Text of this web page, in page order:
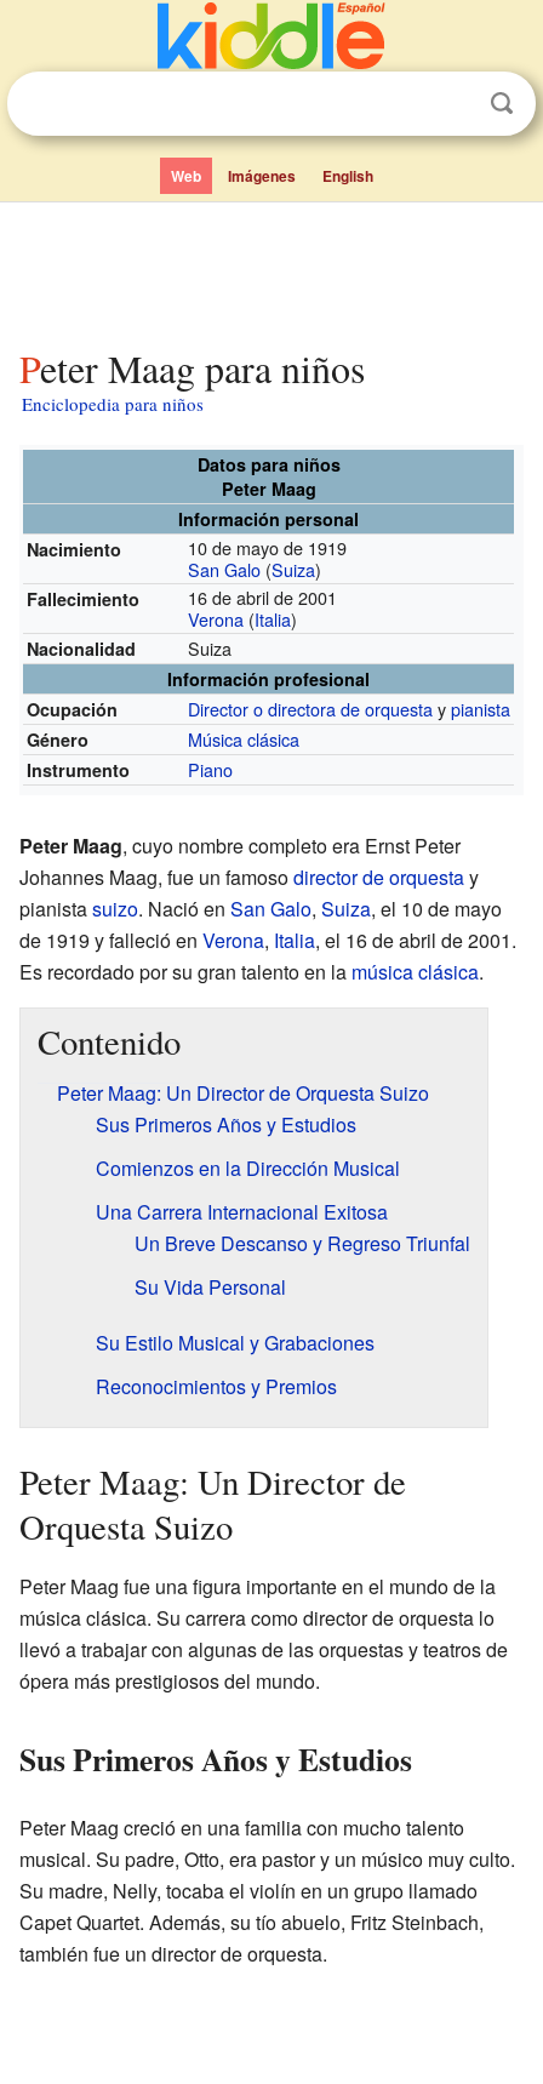
Web Imágenes English
Peter Maag para niños
Enciclopedia para niños
Datos para niños
Peter Maag
Información personal
Nacimiento
10 de mayo de 1919
San Galo(Suiza)
Fallecimiento
16 de abril de 2001
Verona (Italia)
Nacionalidad Suiza
Información profesional
Ocupación
Director o directora de orquestaypianista
Género Música clásica
Instrumento Piano
Peter Maag, cuyo nombre completo era Ernst Peter
Johannes Maag, fue un famosodirector de orquestay
pianistasuizo. Nació en San Galo, Suiza, el 10 de mayo
de 1919 y falleció en Verona, Italia, el 16 de abril de 2001.
Es recordado por su gran talento en la música clásica.
Contenido
Peter Maag: Un Director de Orquesta Suizo
Sus Primeros Años y Estudios
Comienzos en la Dirección Musical
Una Carrera Internacional Exitosa
Un Breve Descanso y Regreso Triunfal
Su Vida Personal
Su Estilo Musical y Grabaciones
Reconocimientos y Premios
Peter Maag: Un Director de
Orquesta Suizo
Peter Maag fue una figura importante en el mundo de la
música clásica. Su carrera como director de orquesta lo
llevó a trabajar con algunas de las orquestas y teatros de
ópera más prestigiosos del mundo.
Sus Primeros Años y Estudios
Peter Maag creció en una familia con mucho talento
musical. Su padre, Otto, era pastor y un músico muy culto.
Su madre, Nelly, tocaba el violín en un grupo llamado
Capet Quartet. Además, su tío abuelo, Fritz Steinbach,
también fue un director de orquesta.